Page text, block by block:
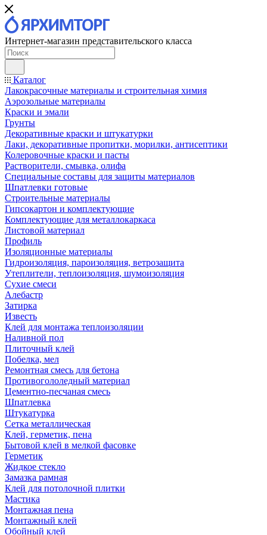
Интернет-магазин представительского класса
Каталог
Лакокрасочные материалы и строительная химия
Аэрозольные материалы
Краски и эмали
Грунты
Декоративные краски и штукатурки
Лаки, декоративные пропитки, морилки, антисептики
Колеровочные краски и пасты
Растворители, смывка, олифа
Специальные составы для защиты материалов
Шпатлевки готовые
Строительные материалы
Гипсокартон и комплектующие
Комплектующие для металлокаркаса
Листовой материал
Профиль
Изоляционные материалы
Гидроизоляция, пароизоляция, ветрозащита
Утеплители, теплоизоляция, шумоизоляция
Сухие смеси
Алебастр
Затирка
Известь
Клей для монтажа теплоизоляции
Наливной пол
Плиточный клей
Побелка, мел
Ремонтная смесь для бетона
Противогололедный материал
Цементно-песчаная смесь
Шпатлевка
Штукатурка
Сетка металлическая
Клей, герметик, пена
Бытовой клей в мелкой фасовке
Герметик
Жидкое стекло
Замазка рамная
Клей для потолочной плитки
Мастика
Монтажная пена
Монтажный клей
Обойный клей